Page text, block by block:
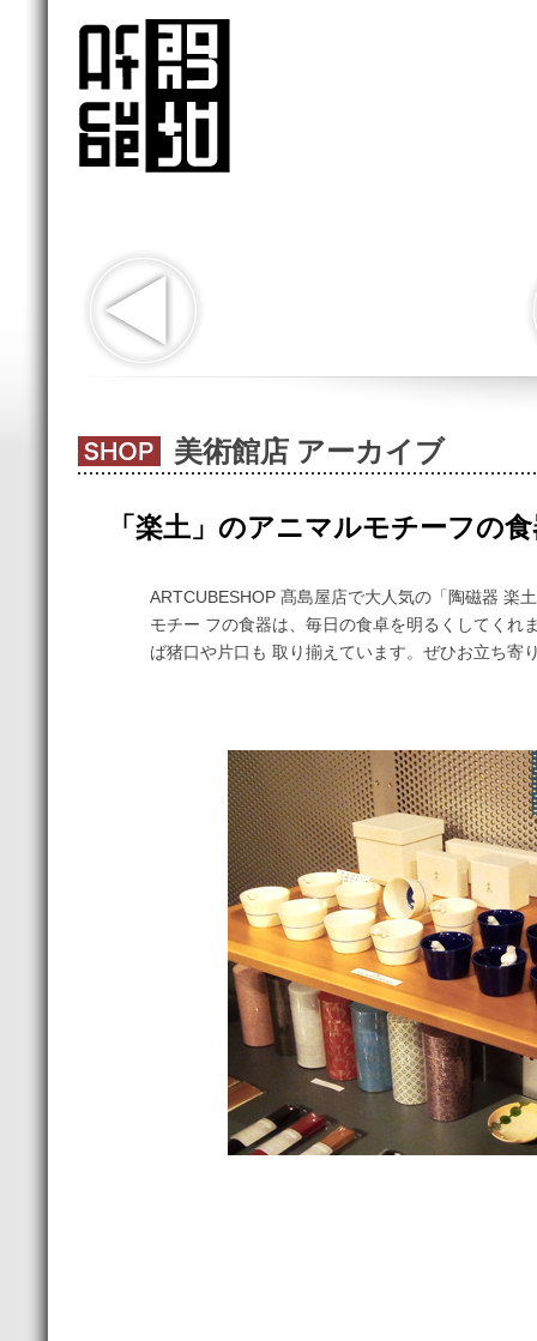
美術館店 アーカイブ
「楽土」のアニマルモチーフの
ARTCUBESHOP 髙島屋店で大人気の「陶磁器 楽
モチー フの食器は、毎日の食卓を明るくしてくれ
ば猪口や片口も 取り揃えています。ぜひお立ち寄